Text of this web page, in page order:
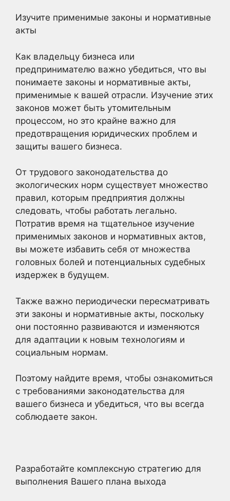
Изучите применимые законы и нормативные
акты
Как владельцу бизнеса или
предпринимателю важно убедиться, что вы
понимаете законы и нормативные акты,
применимые к вашей отрасли. Изучение этих
законов может быть утомительным
процессом, но это крайне важно для
предотвращения юридических проблем и
защиты вашего бизнеса.
От трудового законодательства до
экологических норм существует множество
правил, которым предприятия должны
следовать, чтобы работать легально.
Потратив время на тщательное изучение
применимых законов и нормативных актов,
вы можете избавить себя от множества
головных болей и потенциальных судебных
издержек в будущем.
Также важно периодически пересматривать
эти законы и нормативные акты, поскольку
они постоянно развиваются и изменяются
для адаптации к новым технологиям и
социальным нормам.
Поэтому найдите время, чтобы ознакомиться
с требованиями законодательства для
вашего бизнеса и убедиться, что вы всегда
соблюдаете закон.
Разработайте комплексную стратегию для
выполнения Вашего плана выхода